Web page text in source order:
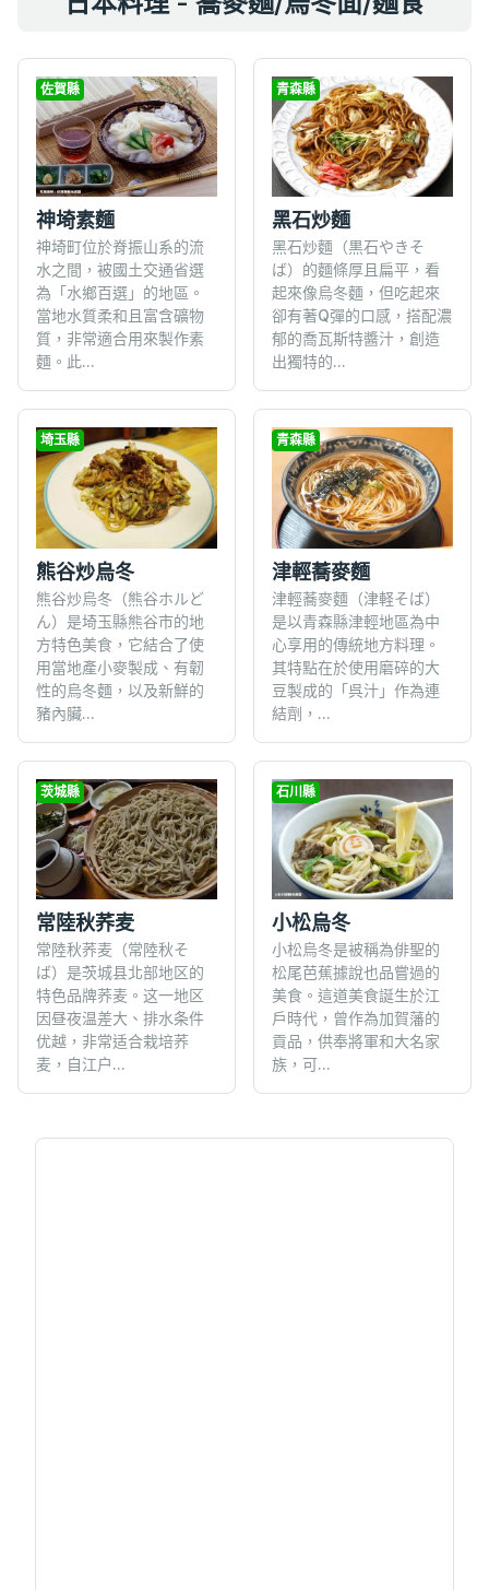
佐賀縣
神埼素麵
神埼町位於脊振山系的流
水之間，被國土交通省選
為「水鄉百選」的地區。
當地水質柔和且富含礦物
質，非常適合用來製作素
麵。此...
青森縣
黑石炒麵
黑石炒麵（黒石やきそ
ば）的麵條厚且扁平，看
起來像烏冬麵，但吃起來
卻有著Q彈的口感，搭配濃
郁的喬瓦斯特醬汁，創造
出獨特的...
埼玉縣
熊谷炒烏冬
熊谷炒烏冬（熊谷ホルど
ん）是埼玉縣熊谷市的地
方特色美食，它結合了使
用當地產小麥製成、有韌
性的烏冬麵，以及新鮮的
豬內臟...
青森縣
津輕蕎麥麵
津輕蕎麥麵（津軽そば）
是以青森縣津輕地區為中
心享用的傳統地方料理。
其特點在於使用磨碎的大
豆製成的「呉汁」作為連
結劑，...
茨城縣
常陸秋荞麦
常陸秋荞麦（常陸秋そ
ば）是茨城县北部地区的
特色品牌荞麦。这一地区
因昼夜温差大、排水条件
优越，非常适合栽培荞
麦，自江户...
石川縣
小松烏冬
小松烏冬是被稱為俳聖的
松尾芭蕉據說也品嘗過的
美食。這道美食誕生於江
戶時代，曾作為加賀藩的
貢品，供奉將軍和大名家
族，可...